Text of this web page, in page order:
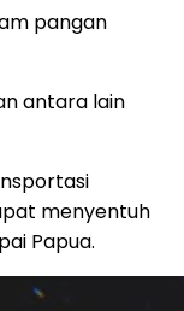
pangan
antara lain
menyentuh
Papua.